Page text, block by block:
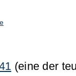
(eine der